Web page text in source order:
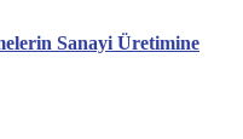
Sanayi Üretimine